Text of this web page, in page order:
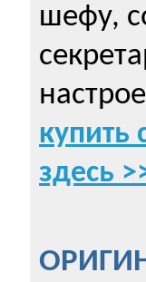
шефу,
купить
здесь